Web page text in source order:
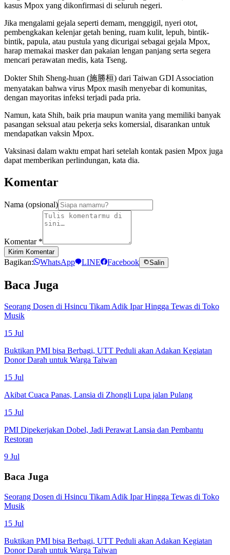
kasus Mpox yang dikonfirmasi di seluruh negeri.
Jika mengalami gejala seperti demam, menggigil, nyeri otot,
pembengkakan kelenjar getah bening, ruam kulit, lepuh, bintik-
bintik, papula, atau pustula yang dicurigai sebagai gejala Mpox,
harap memakai masker dan pakaian lengan panjang serta segera
mencari perawatan medis, kata Tseng.
Dokter Shih Sheng-huan (施勝桓) dari Taiwan GDI Association
menyatakan bahwa virus Mpox masih menyebar di komunitas,
dengan mayoritas infeksi terjadi pada pria.
Namun, kata Shih, baik pria maupun wanita yang memiliki banyak
pasangan seksual atau pekerja seks komersial, disarankan untuk
mendapatkan vaksin Mpox.
Vaksinasi dalam waktu empat hari setelah kontak pasien Mpox juga
dapat memberikan perlindungan, kata dia.
Komentar
Nama (opsional)
Komentar *
Kirim Komentar
Bagikan: WhatsApp LINE Facebook Salin
Baca Juga
Seorang Dosen di Hsincu Tikam Adik Ipar Hingga Tewas di Toko
Musik
15 Jul
Buktikan PMI bisa Berbagi, UTT Peduli akan Adakan Kegiatan
Donor Darah untuk Warga Taiwan
15 Jul
Akibat Cuaca Panas, Lansia di Zhongli Lupa jalan Pulang
15 Jul
PMI Dipekerjakan Dobel, Jadi Perawat Lansia dan Pembantu
Restoran
9 Jul
Baca Juga
Seorang Dosen di Hsincu Tikam Adik Ipar Hingga Tewas di Toko
Musik
15 Jul
Buktikan PMI bisa Berbagi, UTT Peduli akan Adakan Kegiatan
Donor Darah untuk Warga Taiwan